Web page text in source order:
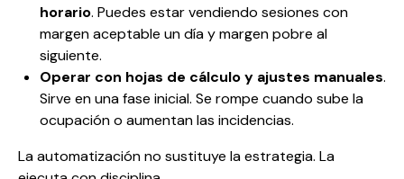
horario. Puedes estar vendiendo sesiones con
margen aceptable un día y margen pobre al
siguiente.
Operar con hojas de cálculo y ajustes manuales.
Sirve en una fase inicial. Se rompe cuando sube la
ocupación o aumentan las incidencias.
La automatización no sustituye la estrategia. La